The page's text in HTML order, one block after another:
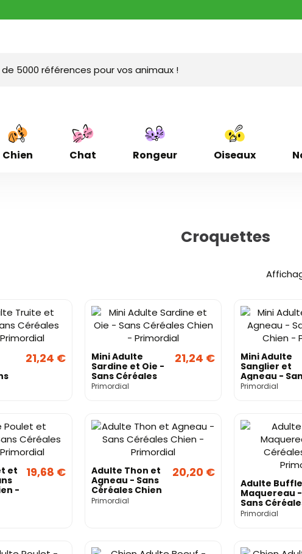
Chien Chat Rongeur Oiseaux
Croquettes
-
21,24 €
Mini Adulte
Sardine et Oie -
Sans Céréales
Chien -
Primordial
21,24 €
Mini Adulte
Sanglier et
Agneau -
Céréales
Primordial
et
-
19,68 €
Adulte Thon et
Agneau - Sans
Céréales Chien
- Primordial
Primordial
20,20 €
Adulte
Maquereau -
Sans
Chien -
Primordial